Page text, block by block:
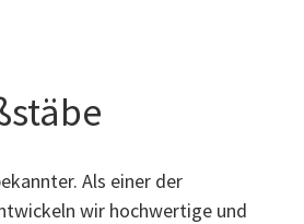
Als einer der
wir hochwertige und